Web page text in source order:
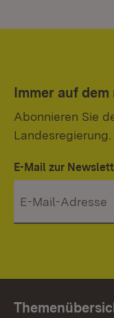
Immer auf
Abonnieren Sie
Landesregierung.
E-Mail zur